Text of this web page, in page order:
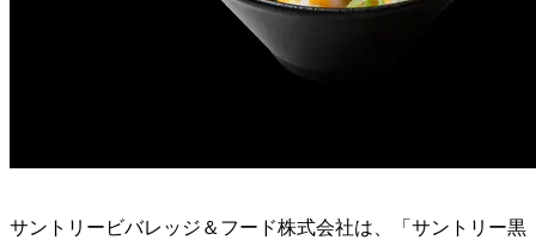
サントリービバレッジ＆フード株式会社は、「サントリー黒